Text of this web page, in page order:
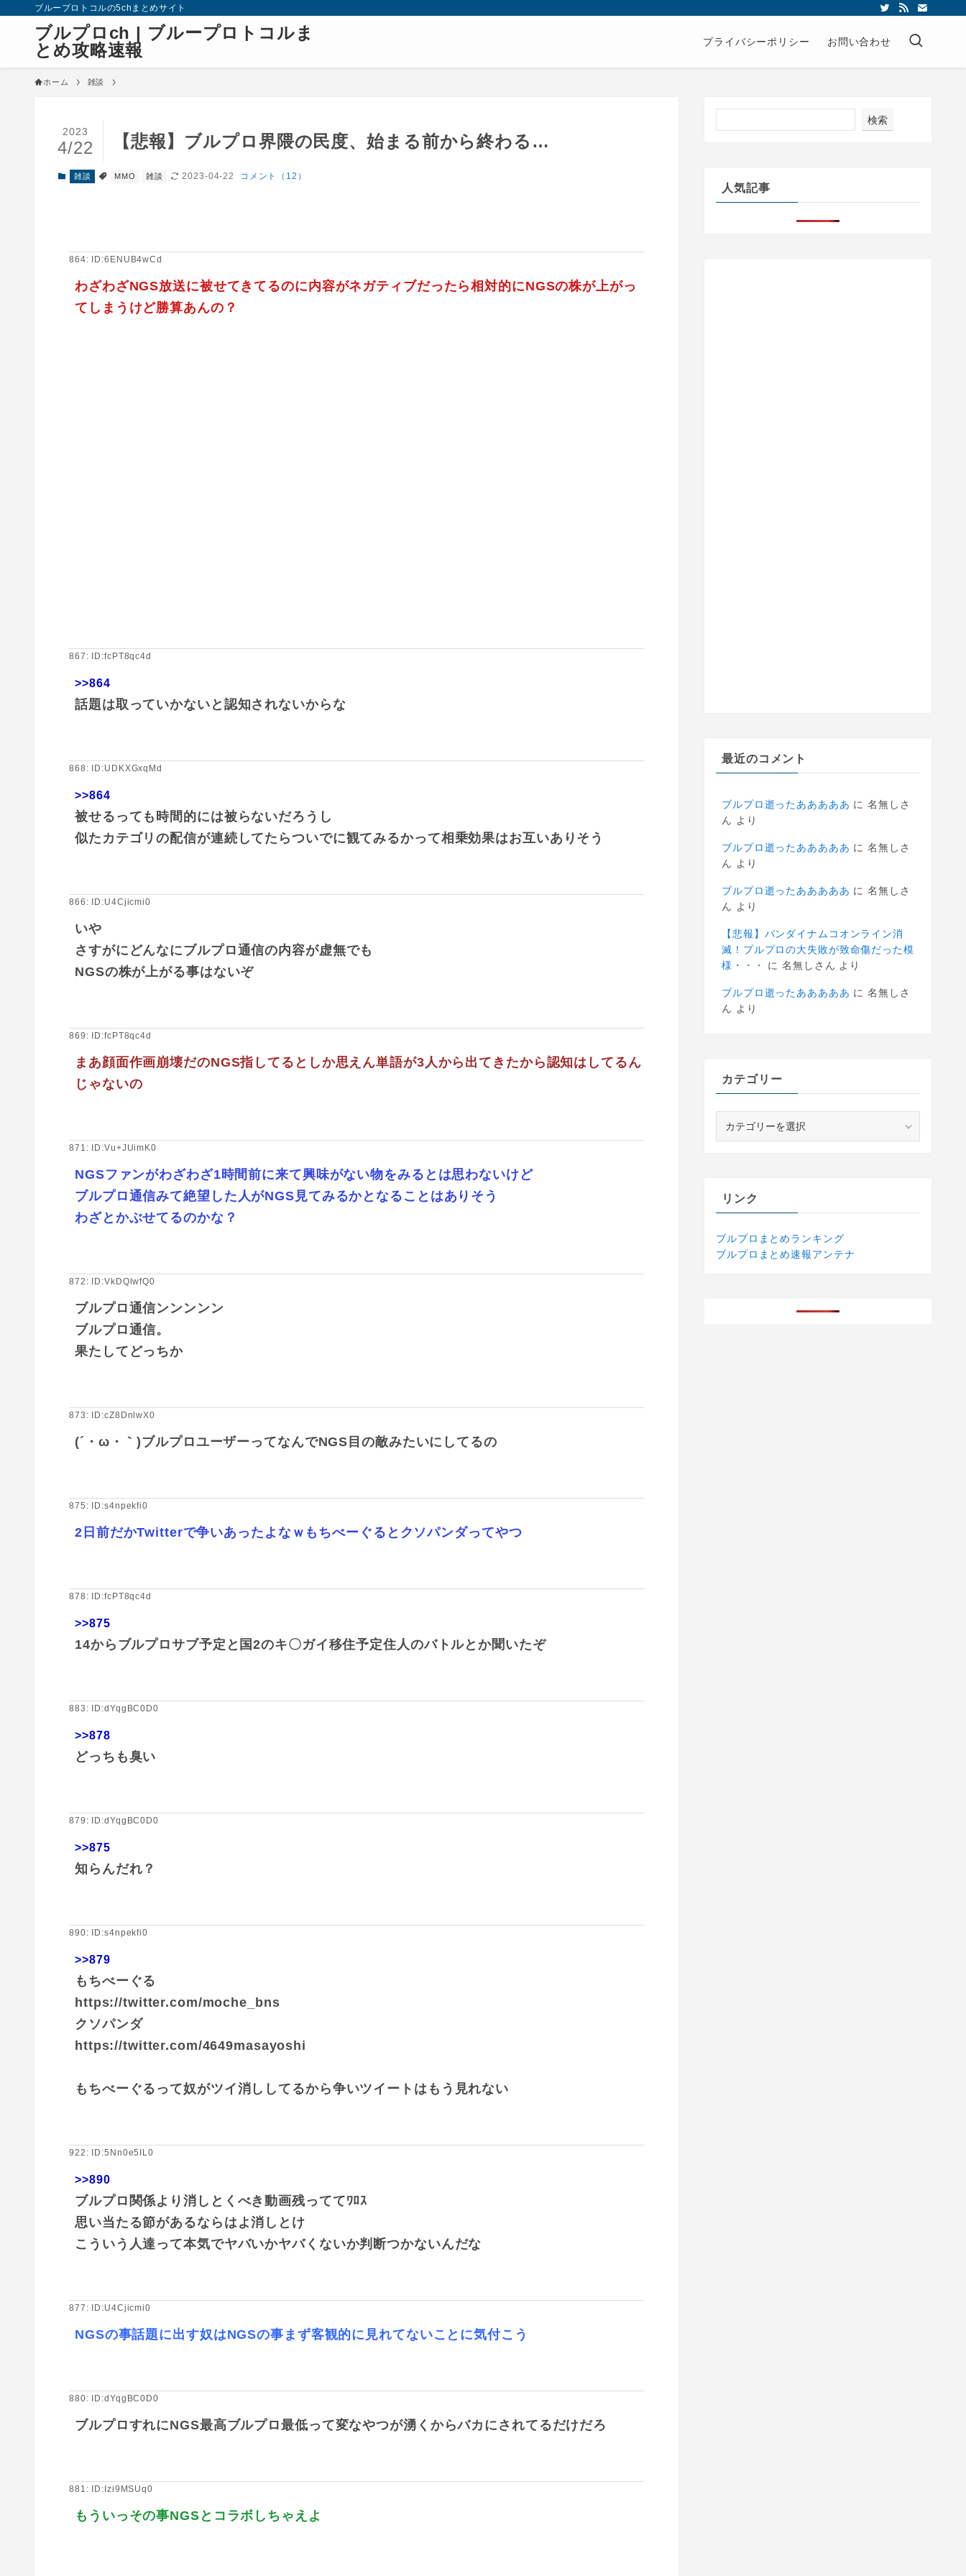
ブループロトコルの5chまとめサイト
ブルプロch | ブループロトコルま
とめ攻略速報
プライバシーポリシー お問い合わせ
ホーム 雑談
【悲報】ブルプロ界隈の民度、始まる前から終わる…
2023
4/22
雑談 MMO 雑談 2023-04-22 コメント（12）
864: ID:6ENUB4wCd
わざわざNGS放送に被せてきてるのに内容がネガティブだったら相対的にNGSの株が上がっ
てしまうけど勝算あんの？
867: ID:fcPT8qc4d
>>864
話題は取っていかないと認知されないからな
868: ID:UDKXGxqMd
>>864
被せるっても時間的には被らないだろうし
似たカテゴリの配信が連続してたらついでに観てみるかって相乗効果はお互いありそう
866: ID:U4Cjicmi0
いや
さすがにどんなにブルプロ通信の内容が虚無でも
NGSの株が上がる事はないぞ
869: ID:fcPT8qc4d
まあ顔面作画崩壊だのNGS指してるとしか思えん単語が3人から出てきたから認知はしてるん
じゃないの
871: ID:Vu+JUimK0
NGSファンがわざわざ1時間前に来て興味がない物をみるとは思わないけど
ブルプロ通信みて絶望した人がNGS見てみるかとなることはありそう
わざとかぶせてるのかな？
872: ID:VkDQlwfQ0
ブルプロ通信ンンンンン
ブルプロ通信。
果たしてどっちか
873: ID:cZ8DnlwX0
(´・ω・｀)ブルプロユーザーってなんでNGS目の敵みたいにしてるの
875: ID:s4npekfi0
2日前だかTwitterで争いあったよなｗもちべーぐるとクソパンダってやつ
878: ID:fcPT8qc4d
>>875
14からブルプロサブ予定と国2のキ〇ガイ移住予定住人のバトルとか聞いたぞ
883: ID:dYqgBC0D0
>>878
どっちも臭い
879: ID:dYqgBC0D0
>>875
知らんだれ？
890: ID:s4npekfi0
>>879
もちべーぐる
https://twitter.com/moche_bns
クソパンダ
https://twitter.com/4649masayoshi
もちべーぐるって奴がツイ消ししてるから争いツイートはもう見れない
922: ID:5Nn0e5IL0
>>890
ブルプロ関係より消しとくべき動画残っててﾜﾛｽ
思い当たる節があるならはよ消しとけ
こういう人達って本気でヤバいかヤバくないか判断つかないんだな
877: ID:U4Cjicmi0
NGSの事話題に出す奴はNGSの事まず客観的に見れてないことに気付こう
880: ID:dYqgBC0D0
ブルプロすれにNGS最高ブルプロ最低って変なやつが湧くからバカにされてるだけだろ
881: ID:Izi9MSUq0
もういっその事NGSとコラボしちゃえよ
検索
人気記事
最近のコメント
ブルプロ逝ったあああああ に名無しさ
ん より
ブルプロ逝ったあああああ に名無しさ
ん より
ブルプロ逝ったあああああ に名無しさ
ん より
【悲報】バンダイナムコオンライン消
滅！プルプロの大失敗が致命傷だった模
様・・・
に名無しさん より
ブルプロ逝ったあああああ に名無しさ
ん より
カテゴリー
リンク
ブルプロまとめランキング
ブルプロまとめ速報アンテナ